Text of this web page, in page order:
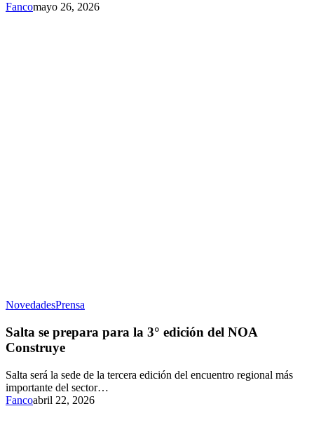
Fancomayo 26, 2026
NovedadesPrensa
Salta se prepara para la 3° edición del NOA
Construye
Salta será la sede de la tercera edición del encuentro regional más
importante del sector…
Fancoabril 22, 2026